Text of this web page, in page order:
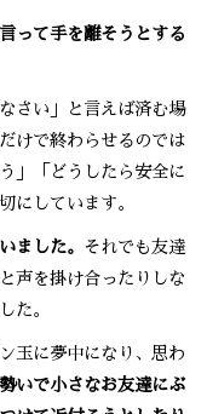
って手を離そうとする
さい」と言えば済む場
けで終わらせるのでは
」「どうしたら安全に
にしています。
ました。 それでも友達
声を掛け合ったりしな
た。
玉に夢中になり、思わ
いで小さなお友達にぶ